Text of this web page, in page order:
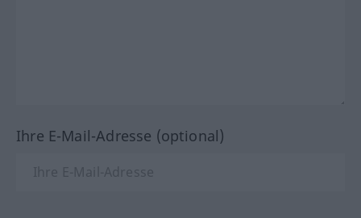
Ihre E-Mail-Adresse (optional)